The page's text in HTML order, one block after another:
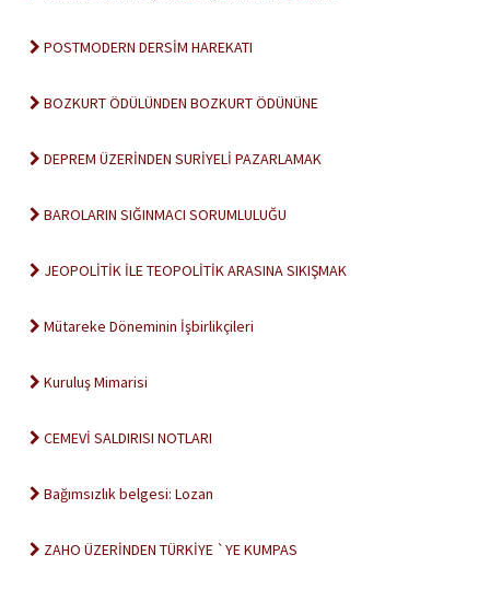
POSTMODERN DERSİM HAREKATI
BOZKURT ÖDÜLÜNDEN BOZKURT ÖDÜNÜNE
DEPREM ÜZERİNDEN SURİYELİ PAZARLAMAK
BAROLARIN SIĞINMACI SORUMLULUĞU
JEOPOLİTİK İLE TEOPOLİTİK ARASINA SIKIŞMAK
Mütareke Döneminin İşbirlikçileri
Kuruluş Mimarisi
CEMEVİ SALDIRISI NOTLARI
Bağımsızlık belgesi: Lozan
ZAHO ÜZERİNDEN TÜRKİYE `YE KUMPAS